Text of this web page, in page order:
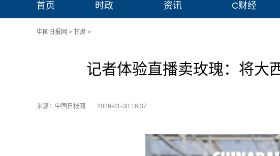
首页 时政 资讯 C财经
中国日报网 > 甘肃 >
记者体验直播卖玫瑰：将大
来源：中国日报网 2026-01-30 16:37